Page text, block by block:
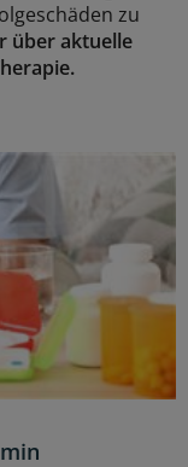
zu
über aktuelle